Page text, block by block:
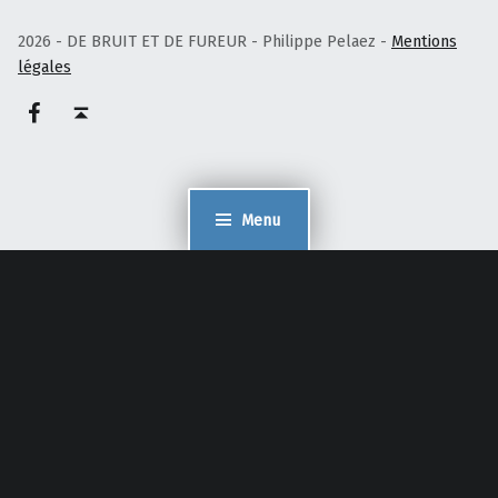
Menu
2026 - DE BRUIT ET DE FUREUR - Philippe Pelaez - Mentions
légales
Facebook – Philippe Pelaez